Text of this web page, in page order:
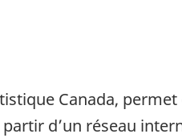
Canada,
d’un réseau